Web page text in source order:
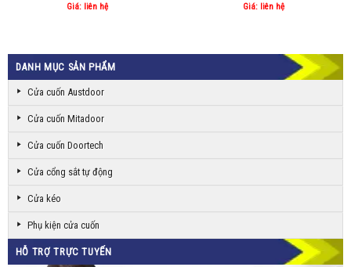
DANH MỤC SẢN PHẨM
Cửa cuốn Austdoor
Cửa cuốn Mitadoor
Cửa cuốn Doortech
Cửa cổng sắt tự động
Cửa kéo
Phụ kiện cửa cuốn
HỖ TRỢ TRỰC TUYẾN
Giá: liên hệ Giá: liên hệ